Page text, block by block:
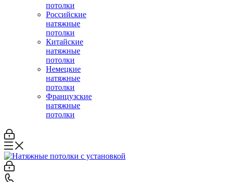
потолки
Российские
натяжные
потолки
Китайские
натяжные
потолки
Немецкие
натяжные
потолки
Французские
натяжные
потолки